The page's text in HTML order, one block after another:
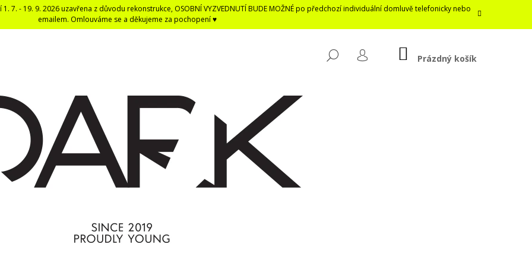
7. - 19. 9. 2026 uzavřena z důvodu rekonstrukce, OSOBNÍ VYZVEDNUTÍ BUDE MOŽNÉ po předchozí individuální domluvě telefonicky nebo
emailem. Omlouváme se a děkujeme za pochopení ♥
HLEDAT
PŘIHLÁŠENÍ
NÁKUPNÍ
KOŠÍK
Prázdný košík
HLEDAT
DOPORUČUJEME